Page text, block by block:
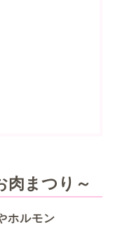
肉まつり～
ホルモン